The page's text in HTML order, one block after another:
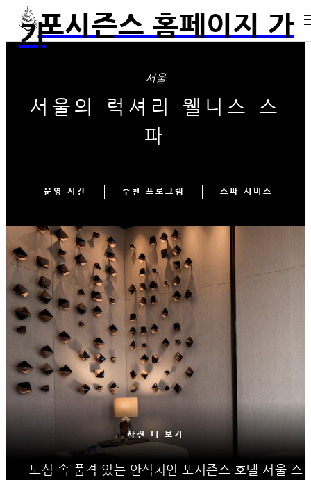
포시즌스 홈페이지 가
기
서울
서울의 럭셔리 웰니스 스
파
운영 시간 추천 프로그램 스파 서비스
사진 더 보기
도심 속 품격 있는 안식처인 포시즌스 호텔 서울 스